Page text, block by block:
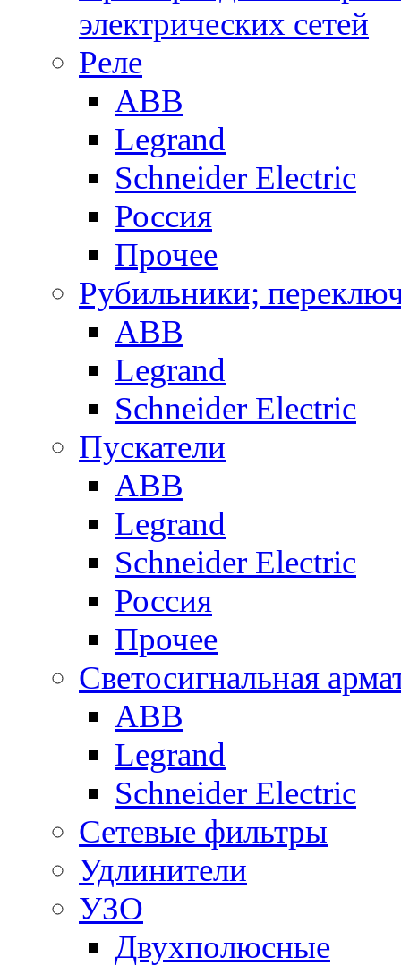
электрических сетей
Реле
ABB
Legrand
Schneider Electric
Россия
Прочее
Рубильники;
ABB
Legrand
Schneider Electric
Пускатели
ABB
Legrand
Schneider Electric
Россия
Прочее
Светосигнальная
ABB
Legrand
Schneider Electric
Сетевые фильтры
Удлинители
УЗО
Двухполюсные